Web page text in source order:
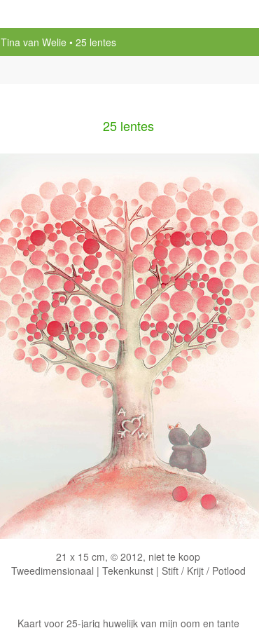
Tina van Welie
25 lentes
25 lentes
21 x 15 cm, © 2012, niet te koop
Tweedimensionaal | Tekenkunst | Stift / Krijt / Potlood
Kaart voor 25-jarig huwelijk van mijn oom en tante